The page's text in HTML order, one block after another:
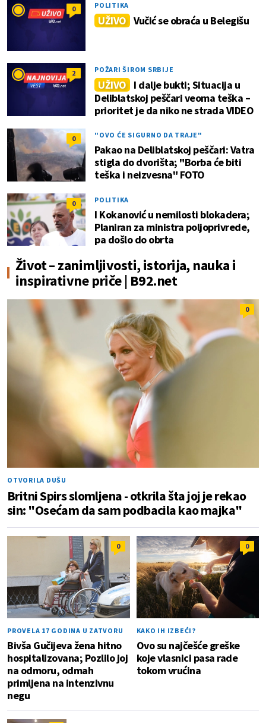
0 POLITIKA
UŽIVO Vučić se obraća u Belegišu
2 POŽARI ŠIROM SRBIJE
UŽIVO I dalje bukti; Situacija u
Deliblatskoj peščari veoma teška –
prioritet je da niko ne strada VIDEO
0 "OVO ĆE SIGURNO DA TRAJE"
Pakao na Deliblatskoj peščari: Vatra
stigla do dvorišta; "Borba će biti
teška i neizvesna" FOTO
0 POLITIKA
I Kokanović u nemilosti blokadera;
Planiran za ministra poljoprivrede,
pa došlo do obrta
Život – zanimljivosti, istorija, nauka i
inspirativne priče | B92.net
0
OTVORILA DUŠU
Britni Spirs slomljena - otkrila šta joj je rekao
sin: "Osećam da sam podbacila kao majka"
0
PROVELA 17 GODINA U ZATVORU
Bivša Gučijeva žena hitno
hospitalizovana; Pozlilo joj
na odmoru, odmah
primljena na intenzivnu
negu
0
KAKO IH IZBEĆI?
Ovo su najčešće greške
koje vlasnici pasa rade
tokom vrućina